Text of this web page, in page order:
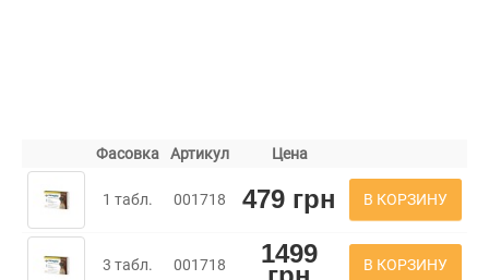
Фасовка Артикул Цена
1 табл. 001718 479 грн В КОРЗИНУ
3 табл. 001718 1499 В КОРЗИНУ